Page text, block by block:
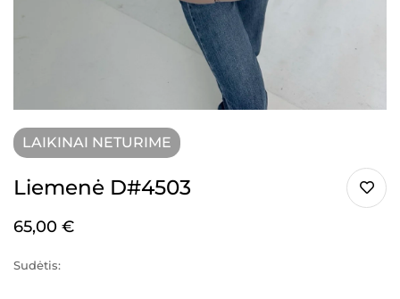
LAIKINAI NETURIME
Liemenė D#4503
65,00 €
Sudėtis: